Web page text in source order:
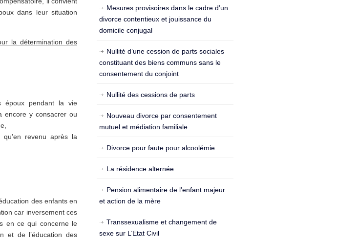
dans leur situation
la détermination des
époux pendant la vie
encore y consacrer ou
revenu après la
des enfants en
car inversement ces
en ce qui concerne le
et de l’éducation des
Mesures provisoires dans le cadre d’un
divorce contentieux et jouissance du
domicile conjugal
Nullité d’une cession de parts sociales
constituant des biens communs sans le
consentement du conjoint
Nullité des cessions de parts
Nouveau divorce par consentement
mutuel et médiation familiale
Divorce pour faute pour alcoolémie
La résidence alternée
Pension alimentaire de l’enfant majeur
et action de la mère
Transsexualisme et changement de
sexe sur L’Etat Civil